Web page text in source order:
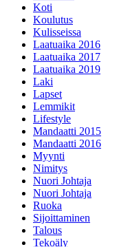
Koti
Koulutus
Kulisseissa
Laatuaika 2016
Laatuaika 2017
Laatuaika 2019
Laki
Lapset
Lemmikit
Lifestyle
Mandaatti 2015
Mandaatti 2016
Myynti
Nimitys
Nuori Johtaja
Nuori Johtaja
Ruoka
Sijoittaminen
Talous
Tekoäly